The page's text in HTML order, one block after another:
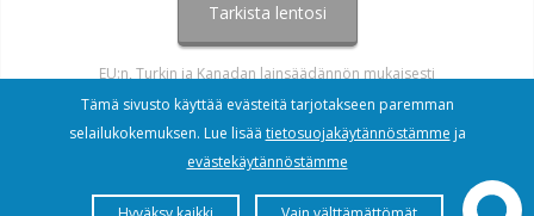
Tarkista lentosi
EU:n, Turkin ja Kanadan lainsäädännön mukaisesti
Tämä sivusto käyttää evästeitä tarjotakseen paremman
selailukokemuksen. Lue lisää tietosuojakäytännöstämme ja
evästekäytännöstämme